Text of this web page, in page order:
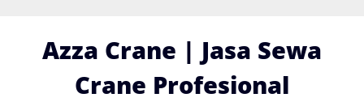
contentAzza Crane | Jasa Sewa
Crane Profesional